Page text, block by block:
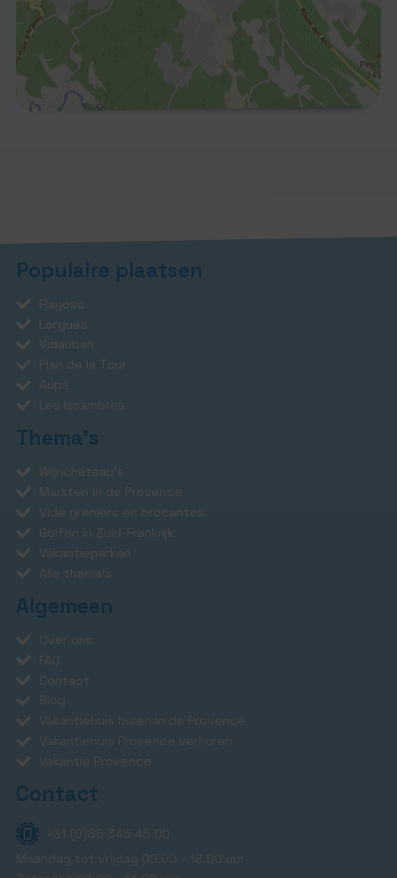
Populaire plaatsen
Flayosc
Lorgues
Vidauban
Plan de la Tour
Aups
Les Issambres
Thema's
Wijnchateau's
Markten in de Provence
Vide greniers en brocantes
Golfen in Zuid-Frankrijk
Vakantieparken
Alle thema's
Algemeen
Over ons
FAQ
Contact
Blog
Vakantiehuis huren in de Provence
Vakantiehuis Provence verhuren
Vakantie Provence
Contact
+31 (0)85 345 45 00
Maandag tot vrijdag 09.00 - 18.00 uur